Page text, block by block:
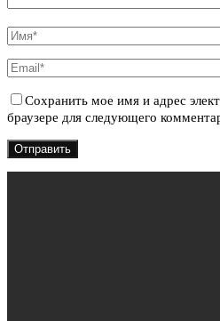
Сохранить мое имя и адрес
браузере для следующего